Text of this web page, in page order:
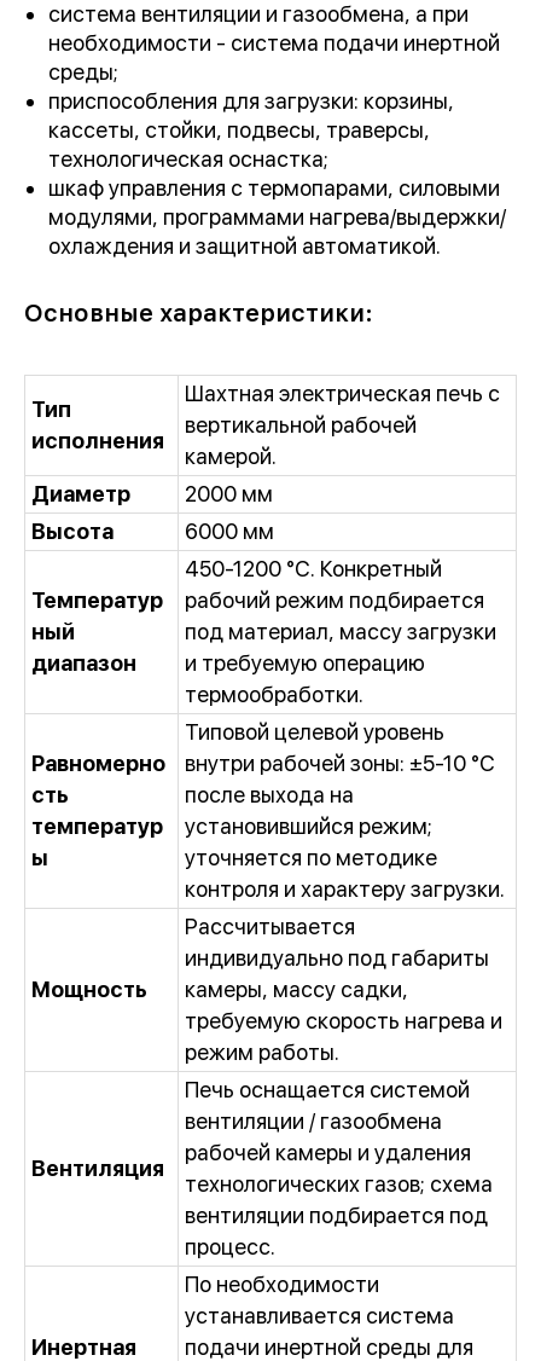
система вентиляции и газообмена, а при
необходимости - система подачи инертной
среды;
приспособления для загрузки: корзины,
кассеты, стойки, подвесы, траверсы,
технологическая оснастка;
шкаф управления с термопарами, силовыми
модулями, программами нагрева/выдержки/
охлаждения и защитной автоматикой.
Основные характеристики:
Тип
исполнения
Шахтная электрическая печь с
вертикальной рабочей
камерой.
Диаметр
2000 мм
Высота
6000 мм
Температур
ный
диапазон
450-1200 °C. Конкретный
рабочий режим подбирается
под материал, массу загрузки
и требуемую операцию
термообработки.
Равномерно
сть
температур
ы
Типовой целевой уровень
внутри рабочей зоны: ±5-10 °C
после выхода на
установившийся режим;
уточняется по методике
контроля и характеру загрузки.
Мощность
Рассчитывается
индивидуально под габариты
камеры, массу садки,
требуемую скорость нагрева и
режим работы.
Вентиляция
Печь оснащается системой
вентиляции / газообмена
рабочей камеры и удаления
технологических газов; схема
вентиляции подбирается под
процесс.
Инертная
По необходимости
устанавливается система
подачи инертной среды для